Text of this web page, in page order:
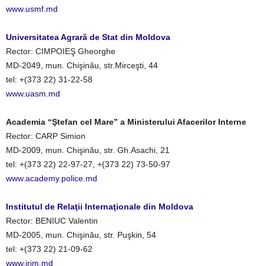
www.usmf.md
Universitatea Agrară de Stat din Moldova
Rector: CIMPOIEŞ Gheorghe
MD-2049, mun. Chişinău, str.Mirceşti, 44
tel: +(373 22) 31-22-58
www.uasm.md
Academia “Ştefan cel Mare” a Ministerului Afacerilor Interne
Rector: CARP Simion
MD-2009, mun. Chişinău, str. Gh.Asachi, 21
tel: +(373 22) 22-97-27, +(373 22) 73-50-97
www.academy.police.md
Institutul de Relaţii Internaţionale din Moldova
Rector: BENIUC Valentin
MD-2005, mun. Chişinău, str. Puşkin, 54
tel: +(373 22) 21-09-62
www.irim.md